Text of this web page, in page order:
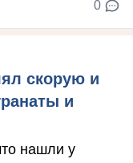
0
скорую и
и
нашли у